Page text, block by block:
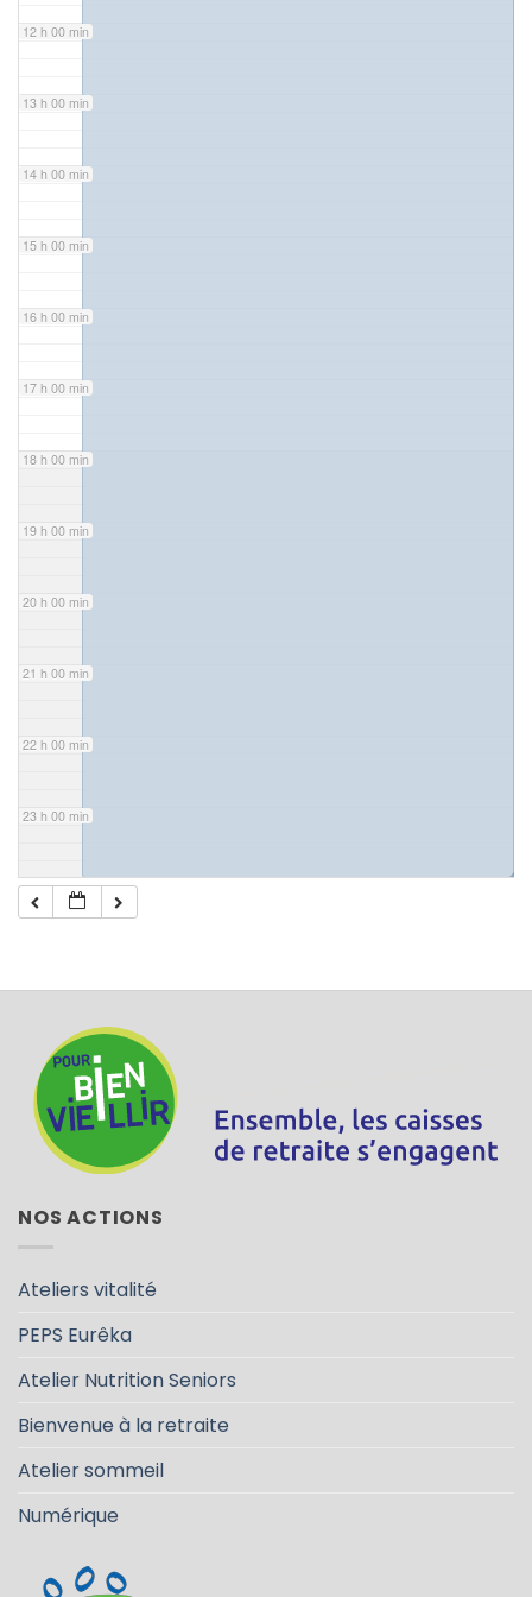
12 h 00 min
13 h 00 min
14 h 00 min
15 h 00 min
16 h 00 min
17 h 00 min
18 h 00 min
19 h 00 min
20 h 00 min
21 h 00 min
22 h 00 min
23 h 00 min
◢
NOS ACTIONS
Ateliers vitalité
PEPS Eurêka
Atelier Nutrition Seniors
Bienvenue à la retraite
Atelier sommeil
Numérique